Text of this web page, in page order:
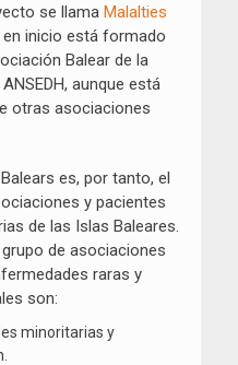
se llama Malalties
en inicio está formado
Balear de la
aunque está
otras asociaciones
es, por tanto, el
y pacientes
de las Islas Baleares.
de asociaciones
raras y
son:
minoritarias y